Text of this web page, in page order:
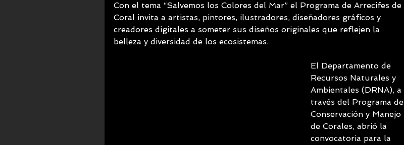
Con el tema “Salvemos los Colores del Mar” el Programa de Arrecifes de
Coral invita a artistas, pintores, ilustradores, diseñadores gráficos y
creadores digitales a someter sus diseños originales que reflejen la
belleza y diversidad de los ecosistemas.
El Departamento de
Recursos Naturales y
Ambientales (DRNA), a
través del Programa de
Conservación y Manejo
de Corales, abrió la
convocatoria para la